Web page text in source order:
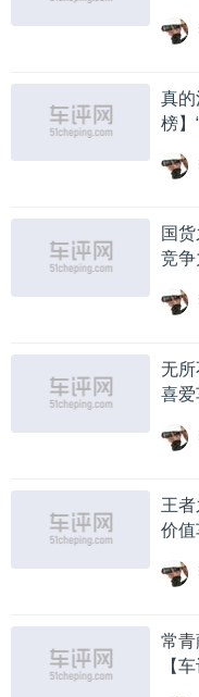
真
榜】
国
竞
无
喜
王
价
常
【